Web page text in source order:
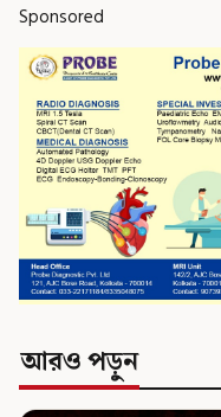
Sponsored
আরও পড়ুন